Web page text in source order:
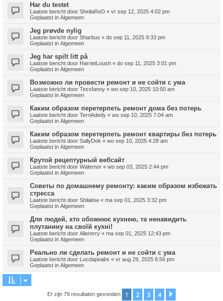
Har du testet
Laatste bericht door SheilaReD « vr sep 12, 2025 4:02 pm
Geplaatst in Algemeen
Jeg prøvde nylig
Laatste bericht door Sharbus « do sep 11, 2025 9:33 pm
Geplaatst in Algemeen
Jeg har spilt litt på
Laatste bericht door HarrietLoush « do sep 11, 2025 3:01 pm
Geplaatst in Algemeen
Возможно ли провести ремонт и не сойти с ума
Laatste bericht door Tessfanny « wo sep 10, 2025 10:50 am
Geplaatst in Algemeen
Каким образом перетерпеть ремонт дома без потерь
Laatste bericht door TerriAdedy « wo sep 10, 2025 7:04 am
Geplaatst in Algemeen
Каким образом перетерпеть ремонт квартиры без потерь
Laatste bericht door SallyDok « wo sep 10, 2025 4:28 am
Geplaatst in Algemeen
Крутой рецептурный вебсайт
Laatste bericht door Walernor « wo sep 03, 2025 2:44 pm
Geplaatst in Algemeen
Советы по домашнему ремонту: каким образом избежать
стресса
Laatste bericht door Shilalow « ma sep 01, 2025 3:32 pm
Geplaatst in Algemeen
Для людей, хто обожнює кухнею, та ненавидить
плутанину на своїй кухні!
Laatste bericht door Aliererry « ma sep 01, 2025 12:43 pm
Geplaatst in Algemeen
Реально ли сделать ремонт и не сойти с ума
Laatste bericht door Lucdapeabs « vr aug 29, 2025 6:56 pm
Geplaatst in Algemeen
Er zijn 79 resultaten gevonden 1 2 3 4